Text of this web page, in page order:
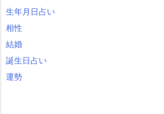
生年月日占い
相性
結婚
誕生日占い
運勢